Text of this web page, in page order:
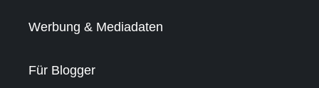
Werbung & Mediadaten
Für Blogger